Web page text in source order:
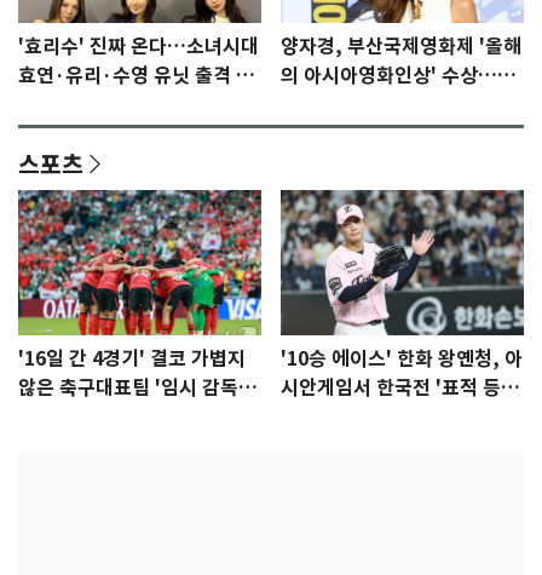
'효리수' 진짜 온다…소녀시대
효연·유리·수영 유닛 출격 [N
양자경, 부산국제영화제 '올해
의 아시아영화인상' 수상…15
스포츠
'16일 간 4경기' 결코 가볍지
않은 축구대표팀 '임시 감독'
'10승 에이스' 한화 왕옌청, 아
시안게임서 한국전 '표적 등